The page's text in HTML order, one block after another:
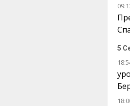
5